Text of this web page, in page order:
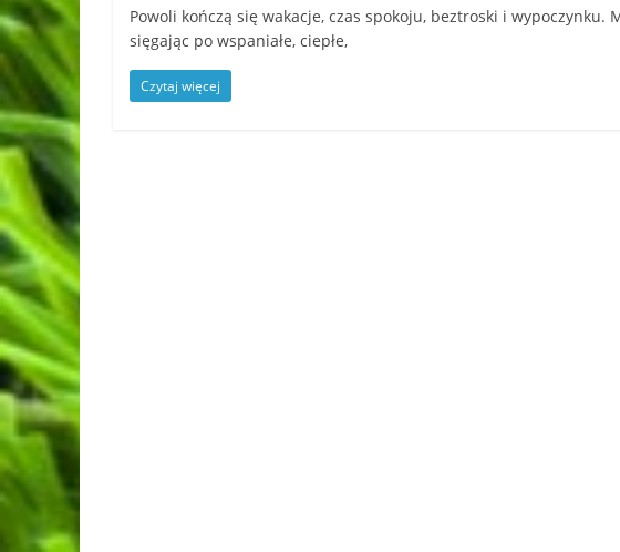
Powoli kończą się wakacje, czas spokoju, beztroski i wypoczynku.
sięgając po wspaniałe, ciepłe,
Czytaj więcej